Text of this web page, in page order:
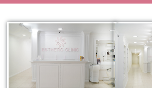
Атравматическая чистка лица
Пилинги - поверхностные и
срединные
Чистка лица и уход на
Чистка лица и уход на